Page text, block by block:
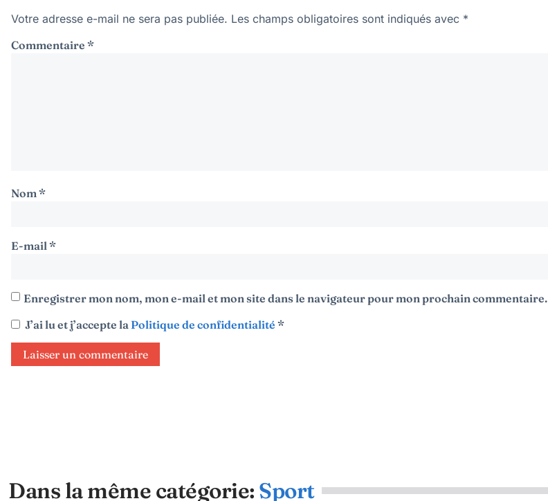
Votre adresse e-mail ne sera pas publiée. Les champs obligatoires sont indiqués avec *
Commentaire *
Nom *
E-mail *
Enregistrer mon nom, mon e-mail et mon site dans le navigateur pour mon prochain commentaire.
J’ai lu et j’accepte la Politique de confidentialité *
Dans la même catégorie: Sport